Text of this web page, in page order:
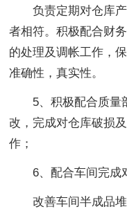
负责定期对仓库
者相符。积极配合财
的处理及调帐工作，
准确性，真实性。
5、积极配合质量
改，完成对仓库破损
作；
6、配合车间完成
改善车间半成品